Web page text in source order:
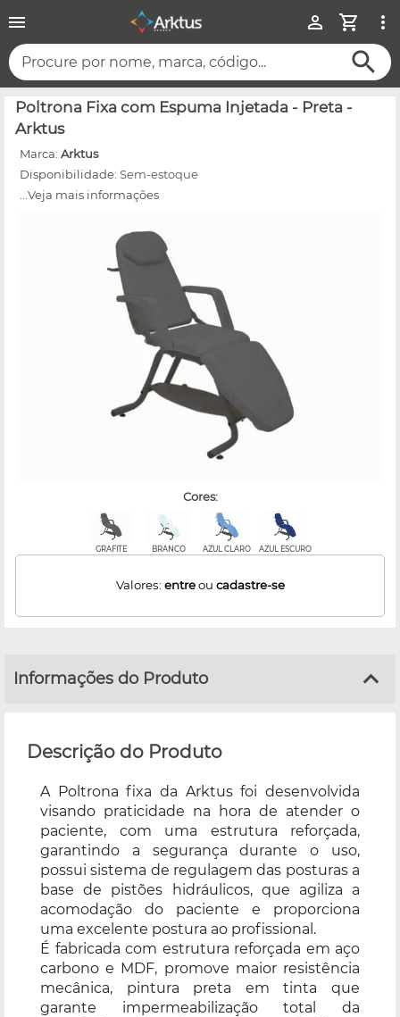
Procure por nome, marca, código...
Poltrona Fixa com Espuma Injetada - Preta -
Arktus
Marca: Arktus
Disponibilidade: Sem-estoque
...Veja mais informações
cores:
GRAFITE BRANCO AZUL CLARO AZUL ESCURO
Valores: entreou cadastre-se
Informações do Produto
Descrição do Produto
A Poltrona fixa da Arktus foi desenvolvida
visando praticidade na hora de atender o
paciente, com uma estrutura reforçada,
garantindo a segurança durante o uso,
possui sistema de regulagem das posturas a
base de pistões hidráulicos, que agiliza a
acomodação do paciente e proporciona
uma excelente postura ao profissional.
É fabricada com estrutura reforçada em aço
carbono e MDF, promove maior resistência
mecânica, pintura preta em tinta que
garante impermeabilização total da